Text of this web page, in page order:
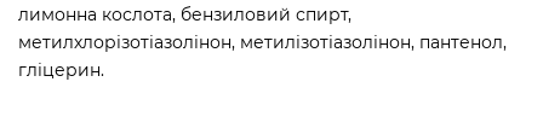
лимонна кослота, бензиловий спирт,
метилхлорізотіазолінон, метилізотіазолінон, пантенол,
гліцерин.